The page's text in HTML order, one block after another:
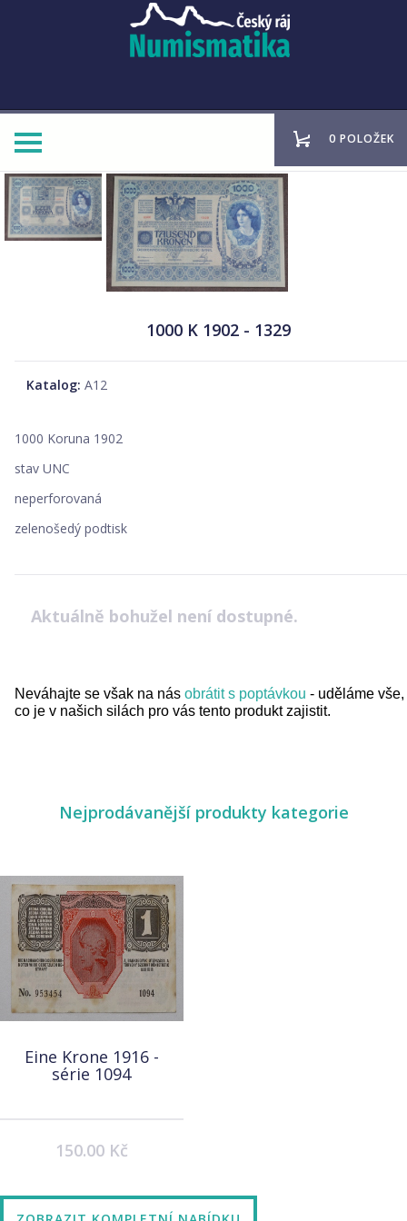
0 POLOŽEK
1000 K 1902 - 1329
Katalog: A12
1000 Koruna 1902
stav UNC
neperforovaná
zelenošedý podtisk
Aktuálně bohužel není dostupné.
Neváhajte se však na nás obrátit s poptávkou - uděláme vše,
co je v našich silách pro vás tento produkt zajistit.
Nejprodávanější produkty kategorie
Eine Krone 1916 -
série 1094
150.00 Kč